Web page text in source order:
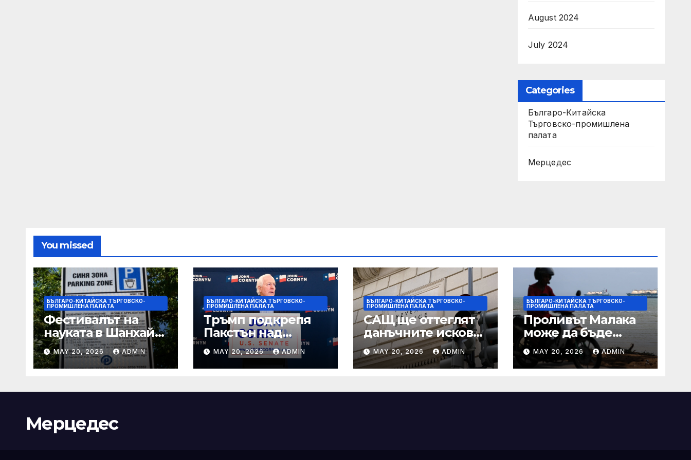
August 2024
July 2024
Categories
Българо-Китайска
Търговско-промишлена
палaта
Мерцедес
You missed
БЪЛГАРО-КИТАЙСКА ТЪРГОВСКО-
ПРОМИШЛЕНА ПАЛAТА
Фестивалът на
науката в Шанхай
2026 обещава
вълнуващи
научно-
иновации
MAY 20, 2026 ADMIN
БЪЛГАРО-КИТАЙСКА ТЪРГОВСКО-
ПРОМИШЛЕНА ПАЛAТА
Тръмп подкрепя
Пакстън над
Корнин за сенатор
от Тексас в
шокираща
MAY 20, 2026 ADMIN
БЪЛГАРО-КИТАЙСКА ТЪРГОВСКО-
ПРОМИШЛЕНА ПАЛAТА
САЩ ще оттеглят
данъчните искове
срещу Тръмп
„завинаги“ в
сделката за
MAY 20, 2026 ADMIN
БЪЛГАРО-КИТАЙСКА ТЪРГОВСКО-
ПРОМИШЛЕНА ПАЛAТА
Проливът Малака
може да бъде
следващата точка,
ако Азия не
внимава
MAY 20, 2026 ADMIN
Мерцедес